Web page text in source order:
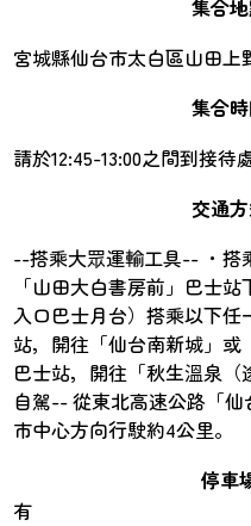
集合
宮城縣仙台市太白區山田上
集合
請於12:45-13:00之間到接待
交通
--搭乘大眾運輸工具-- ・搭
「山田大白書房前」巴士
入口巴士月台）搭乘以下任
站，開往「仙台南新城」或
巴士站，開往「秋生溫泉
自駕-- 從東北高速公路「
市中心方向行駛約4公里。
停車
有